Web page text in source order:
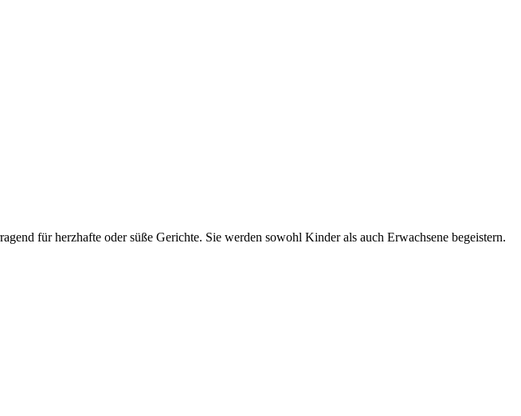
für herzhafte oder süße Gerichte. Sie werden sowohl Kinder als auch Erwachsene begeistern.